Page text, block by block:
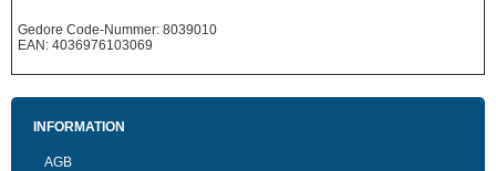
Gedore Code-Nummer: 8039010
EAN: 4036976103069
INFORMATION
AGB